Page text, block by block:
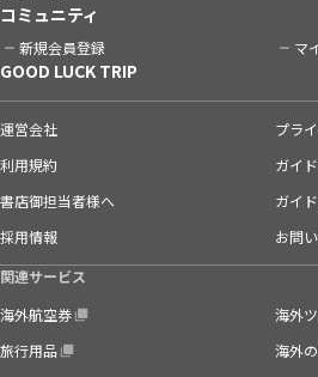
コミュニティ
新規会員登録 マ
GOOD LUCK TRIP
運営会社
プラ
利用規約
ガイ
書店御担当者様へ
ガイ
採用情報
お問
関連サービス
海外航空券
海外
旅行用品
海外